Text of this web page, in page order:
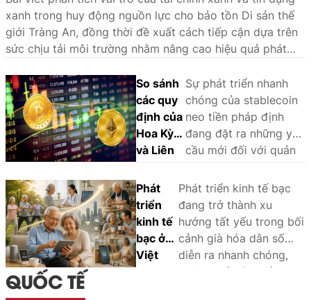
xanh trong huy động nguồn lực cho bảo tồn Di sản thế
giới Tràng An, đồng thời đề xuất cách tiếp cận dựa trên
sức chịu tải môi trường nhằm nâng cao hiệu quả phát
So sánh
các quy
định của
Hoa Kỳ
và Liên
châu Âu
đối với
stablecoin
neo tiền
pháp
định:
Sự phát triển nhanh
chóng của stablecoin
neo tiền pháp định
đang đặt ra những yêu
cầu mới đối với quản
khổ pháp lý. Thông
qua phân tích và so
sánh kinh nghiệm
quốc tế, bài viết làm
rõ các vấn đề pháp lý
cốt lõi, đồng thời đề
Phát
triển
kinh tế
bạc ở
Việt
Phát triển kinh tế bạc
đang trở thành xu
hướng tất yếu trong bối
cảnh già hóa dân số
diễn ra nhanh chóng,
không chỉ góp phần
QUỐC TẾ